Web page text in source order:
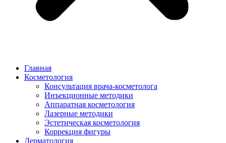
Главная
Косметология
Консультация врача-косметолога
Инъекционные методики
Аппаратная косметология
Лазерные методики
Эстетическая косметология
Коррекция фигуры
Дерматология